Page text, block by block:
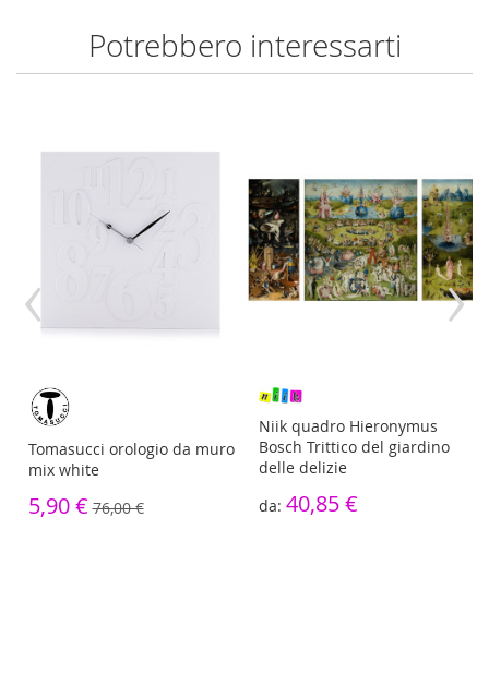
Potrebbero interessarti
Tomasucci orologio da muro
mix white
5,90 € 76,00 €
Niik quadro Hieronymus
Bosch Trittico del giardino
delle delizie
40,85 €
‹ ›